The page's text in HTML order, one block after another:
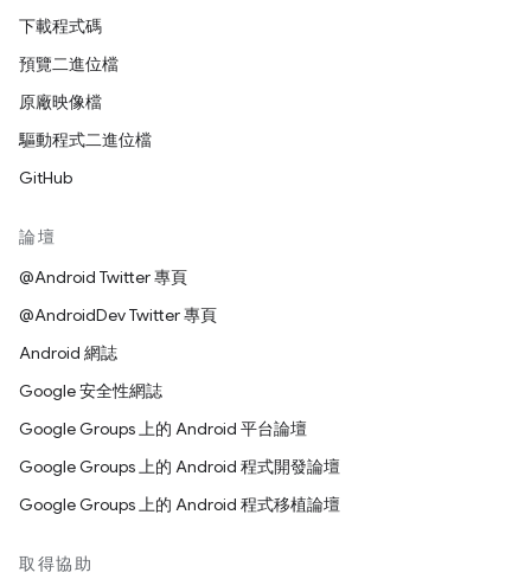
下載程式碼
預覽二進位檔
原廠映像檔
驅動程式二進位檔
GitHub
論壇
@Android Twitter 專頁
@AndroidDev Twitter 專頁
Android 網誌
Google 安全性網誌
Google Groups 上的 Android 平台論壇
Google Groups 上的 Android 程式開發論壇
Google Groups 上的 Android 程式移植論壇
取得協助